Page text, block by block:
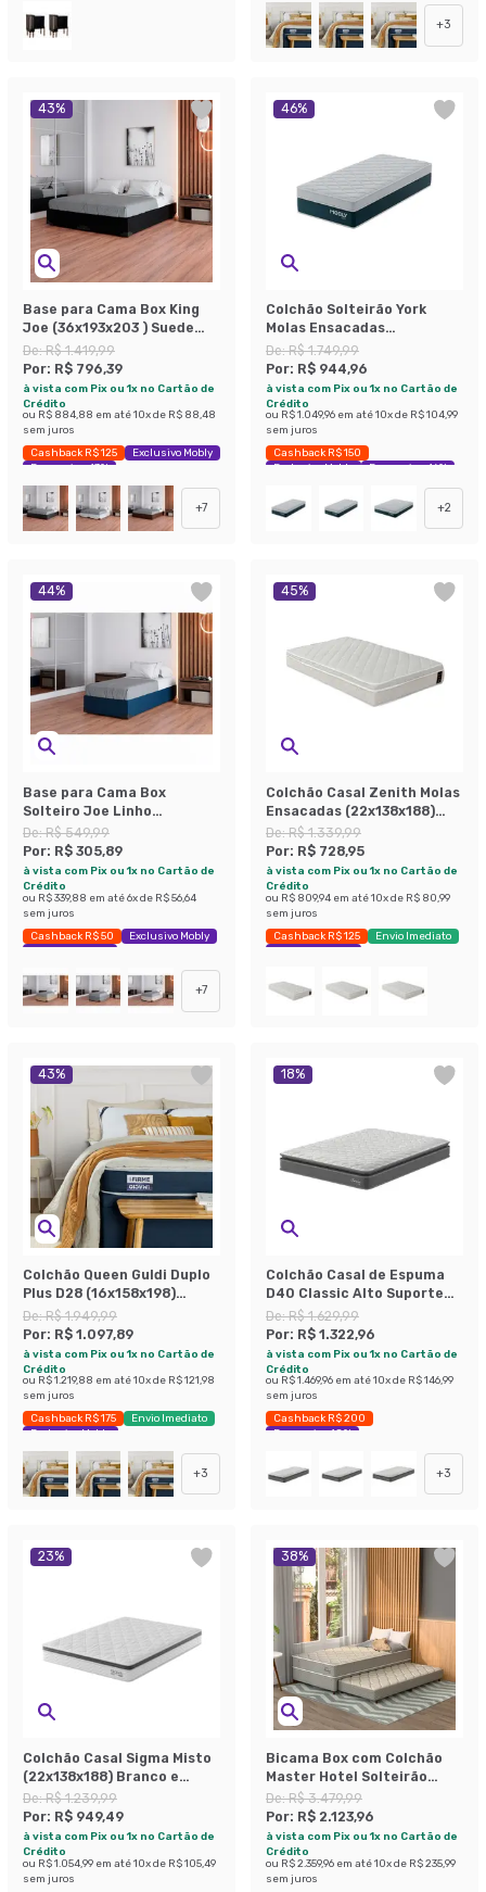
+3
43%
Base para Cama Box King
Joe (36x193x203 ) Suede
Preta
De:R$ 1.419,99
Por: R$ 796,39
à vista com Pix ou 1x no Cartão de
Crédito
ou R$ 884,88 em até10x de R$ 88,48
sem juros
Cashback R$ 125
Exclusivo Mobly
Economize 43%
+7
46%
Colchão Solteirão York
Molas Ensacadas
(24x96x203) Azul e Branco
De:R$ 1.749,99
Por: R$ 944,96
à vista com Pix ou 1x no Cartão de
Crédito
ou R$ 1.049,96 em até10x de R$ 104,99
sem juros
Cashback R$ 150
Exclusivo Mobly
Economize 46%
+2
44%
Base para Cama Box
Solteiro Joe Linho
(36x88x188) Azul Marinho
De:R$ 549,99
Por: R$ 305,89
à vista com Pix ou 1x no Cartão de
Crédito
ou R$ 339,88 em até6x de R$ 56,64
sem juros
Cashback R$ 50
Exclusivo Mobly
Economize 44%
+7
45%
Colchão Casal Zenith Molas
Ensacadas (22x138x188)
Branco
De:R$ 1.339,99
Por: R$ 728,95
à vista com Pix ou 1x no Cartão de
Crédito
ou R$ 809,94 em até10x de R$ 80,99
sem juros
Cashback R$ 125
Envio Imediato
Exclusivo Mobly
43%
Colchão Queen Guldi Duplo
Plus D28 (16x158x198)
Branco e Azul
De:R$ 1.949,99
Por: R$ 1.097,89
à vista com Pix ou 1x no Cartão de
Crédito
ou R$ 1.219,88 em até10x de R$ 121,98
sem juros
Cashback R$ 175
Envio Imediato
Exclusivo Mobly
+3
18%
Colchão Casal de Espuma
D40 Classic Alto Suporte
(24x138x188) Cinza
De:R$ 1.629,99
Por: R$ 1.322,96
à vista com Pix ou 1x no Cartão de
Crédito
ou R$ 1.469,96 em até10x de R$ 146,99
sem juros
Cashback R$ 200
Economize 18%
+3
23%
Colchão Casal Sigma Misto
(22x138x188) Branco e
Cinza
De:R$ 1.239,99
Por: R$ 949,49
à vista com Pix ou 1x no Cartão de
Crédito
ou R$ 1.054,99 em até10x de R$ 105,49
sem juros
38%
Bicama Box com Colchão
Master Hotel Solteirão
Molejo Superelastic
(67x108x198) Bege
De:R$ 3.479,99
Por: R$ 2.123,96
à vista com Pix ou 1x no Cartão de
Crédito
ou R$ 2.359,96 em até10x de R$ 235,99
sem juros